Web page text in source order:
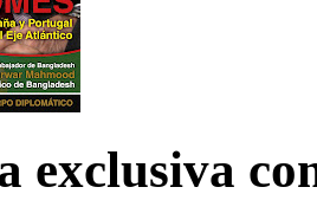
exclusiva